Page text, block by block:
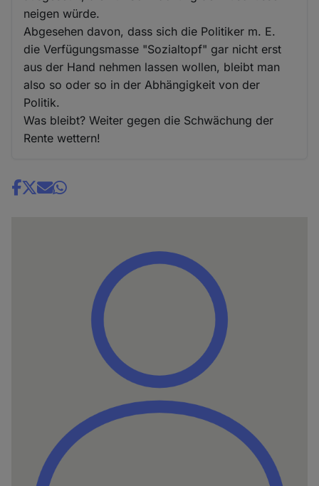
neigen würde.
Abgesehen davon, dass sich die Politiker m. E.
die Verfügungsmasse "Sozialtopf" gar nicht erst
aus der Hand nehmen lassen wollen, bleibt man
also so oder so in der Abhängigkeit von der
Politik.
Was bleibt? Weiter gegen die Schwächung der
Rente wettern!
Share